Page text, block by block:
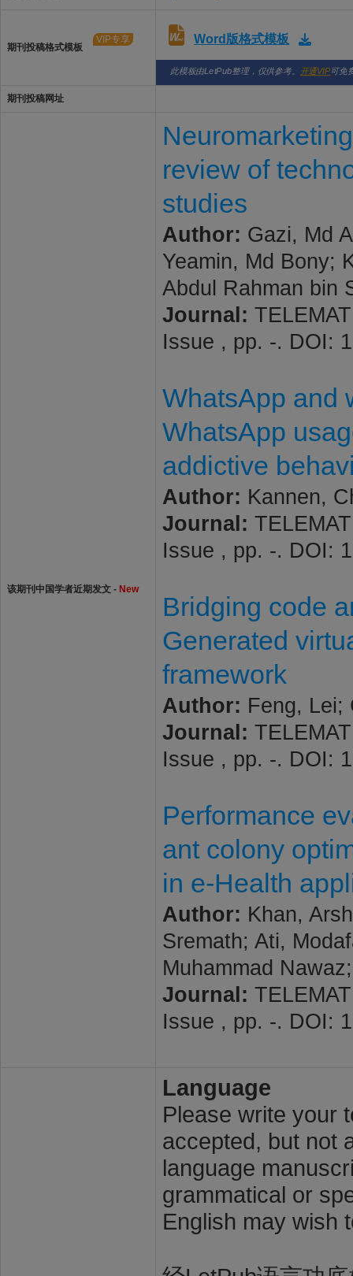
期刊投稿格式模板
VIP专享 Word版格式模板
此模板由LetPub整理，仅供参考。 开通VIP可免
期刊投稿网址
该期刊中国学者近期发文 - New
review of
studies
Author: Gazi, Md
Yeamin, Md Bony;
Abdul Rahman bin
Journal:
Issue , pp. -. DOI:
WhatsApp and
WhatsApp
addictive
Author: Kannen,
Journal:
Issue , pp. -. DOI:
Bridging code
Generated
framework
Author: Feng, Lei;
Journal:
Issue , pp. -. DOI:
Performance
ant colony
in e-Health
Author: Khan,
Sremath; Ati,
Muhammad
Journal:
Issue , pp. -. DOI:
Language
Please write your
accepted, but not
language
grammatical or
English may wish